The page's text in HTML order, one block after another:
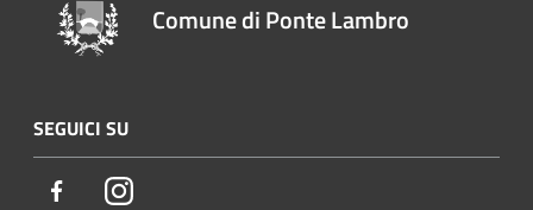
Comune di Ponte Lambro
SEGUICI SU
FacebookInstagram